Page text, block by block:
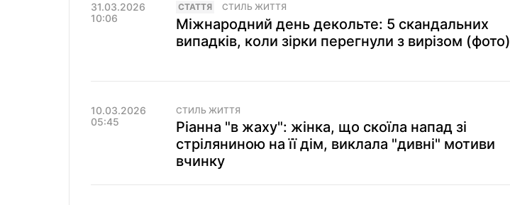
31.03.2026
10:06
СТАТТЯ СТИЛЬ ЖИТТЯ
Міжнародний день декольте: 5 скандальних
випадків, коли зірки перегнули з вирізом (фото)
10.03.2026
05:45
СТИЛЬ ЖИТТЯ
Ріанна "в жаху": жінка, що скоїла напад зі
стріляниною на її дім, виклала "дивні" мотиви
вчинку